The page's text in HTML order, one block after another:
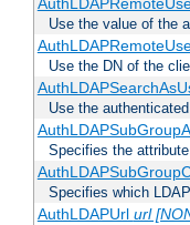
Use the value of the
Use the DN of the
Use the
Specifies the
Specifies which
AuthLDAPUrl url